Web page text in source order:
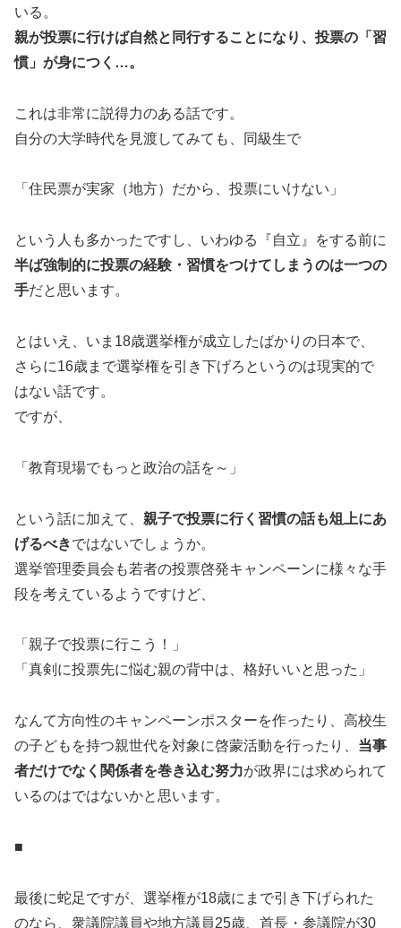
いる。
親が投票に行けば自然と同行することになり、投票の「習
慣」が身につく…。
これは非常に説得力のある話です。
自分の大学時代を見渡してみても、同級生で
「住民票が実家（地方）だから、投票にいけない」
という人も多かったですし、いわゆる『自立』をする前に
半ば強制的に投票の経験・習慣をつけてしまうのは一つの
手だと思います。
とはいえ、いま18歳選挙権が成立したばかりの日本で、
さらに16歳まで選挙権を引き下げろというのは現実的で
はない話です。
ですが、
「教育現場でもっと政治の話を～」
という話に加えて、 親子で投票に行く習慣の話も俎上にあ
げるべきではないでしょうか。
選挙管理委員会も若者の投票啓発キャンペーンに様々な手
段を考えているようですけど、
「親子で投票に行こう！」
「真剣に投票先に悩む親の背中は、格好いいと思った」
なんて方向性のキャンペーンポスターを作ったり、高校生
の子どもを持つ親世代を対象に啓蒙活動を行ったり、 当事
者だけでなく関係者を巻き込む努力が政界には求められて
いるのはではないかと思います。
■
最後に蛇足ですが、選挙権が18歳にまで引き下げられた
のなら、衆議院議員や地方議員25歳、首長・参議院が30